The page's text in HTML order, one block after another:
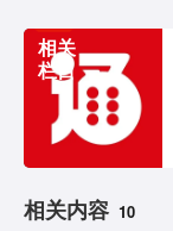
相关
栏目
相关内容 10